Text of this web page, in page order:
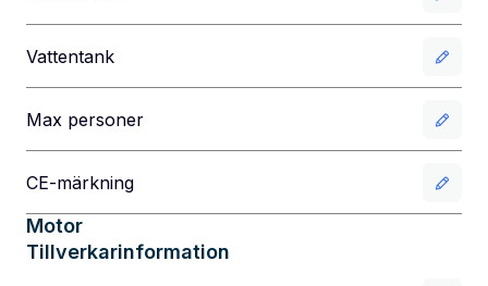
Vattentank
Max personer
CE-märkning
Motor
Tillverkarinformation